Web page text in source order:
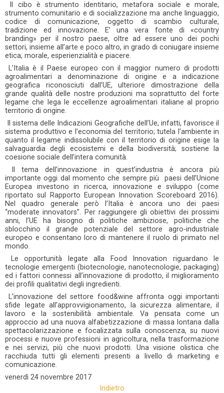
Il cibo è strumento identitario, metafora sociale e morale,
strumento comunitario e di socializzazione ma anche linguaggio,
codice di comunicazione, oggetto di scambio culturale,
tradizione ed innovazione. E’ una vera fonte di «country
branding» per il nostro paese, oltre ad essere uno dei pochi
settori, insieme all’arte e poco altro, in grado di coniugare insieme
etica, morale, esperienzialità e piacere.
L’Italia è il Paese europeo con il maggior numero di prodotti
agroalimentari a denominazione di origine e a indicazione
geografica riconosciuti dall’UE, ulteriore dimostrazione della
grande qualità delle nostre produzioni ma soprattutto del forte
legame che lega le eccellenze agroalimentari italiane al proprio
territorio di origine.
Il sistema delle Indicazioni Geografiche dell’Ue, infatti, favorisce il
sistema produttivo e l’economia del territorio; tutela l’ambiente in
quanto il legame indissolubile con il territorio di origine esige la
salvaguardia degli ecosistemi e della biodiversità; sostiene la
coesione sociale dell’intera comunità.
Il tema dell’innovazione in quest’industria è ancora più
importante oggi dal momento che sempre più paesi dell’Unione
Europea investono in ricerca, innovazione e sviluppo (come
riportato sul Rapporto European Innovation Scoreboard 2016).
Nel quadro generale però l’Italia è ancora uno dei paesi
“moderate innovators”. Per raggiungere gli obiettivi dei prossimi
anni, l’UE ha bisogno di politiche ambiziose, politiche che
sblocchino il grande potenziale del settore agro-industriale
europeo e consentano loro di mantenere il ruolo di primato nel
mondo.
Le opportunità legate alla Food Innovation riguardano le
tecnologie emergenti (biotecnologie, nanotecnologie, packaging)
ed i fattori connessi all’innovazione di prodotto, il miglioramento
dei profili qualitativi degli ingredienti.
L’innovazione del settore food&wine affronta oggi importanti
sfide legate all’approvvigionamento, la sicurezza alimentare, il
lavoro e la sostenibilità ambientale. Va pensata come un
approccio ad una nuova alfabetizzazione di massa lontana dalla
spettacolarizzazione e focalizzata sulla conoscenza, su nuovi
processi e nuove professioni in agricoltura, nella trasformazione
e nei servizi, più che nuovi prodotti. Una visione olistica che
racchiuda tutti gli elementi presenti a livello di marketing e
comunicazione.
venerdì 24 novembre 2017
Indietro